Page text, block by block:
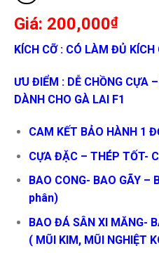
200,000₫
KÍCH CỠ : CÓ LÀM ĐỦ KÍCH
ƯU ĐIỂM : DỄ CHỒNG CỰA
DÀNH CHO GÀ LAI F1
CAM KẾT BẢO HÀNH 1
CỰA ĐẶC – THÉP TỐT-
BAO CONG- BAO GÃY –
phân)
BAO ĐÁ SÂN XI MĂNG-
( MŨI KIM, MŨI NGHIỆT